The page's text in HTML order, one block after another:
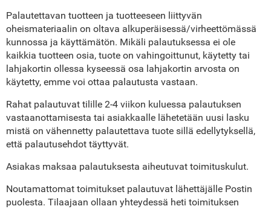
Palautettavan tuotteen ja tuotteeseen liittyvän
oheismateriaalin on oltava alkuperäisessä/virheettömässä
kunnossa ja käyttämätön. Mikäli palautuksessa ei ole
kaikkia tuotteen osia, tuote on vahingoittunut, käytetty tai
lahjakortin ollessa kyseessä osa lahjakortin arvosta on
käytetty, emme voi ottaa palautusta vastaan.
Rahat palautuvat tilille 2-4 viikon kuluessa palautuksen
vastaanottamisesta tai asiakkaalle lähetetään uusi lasku
mistä on vähennetty palautettava tuote sillä edellytyksellä,
että palautusehdot täyttyvät.
Asiakas maksaa palautuksesta aiheutuvat toimituskulut.
Noutamattomat toimitukset palautuvat lähettäjälle Postin
puolesta. Tilaajaan ollaan yhteydessä heti toimituksen